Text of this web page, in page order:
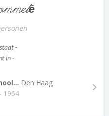
-
in -
Den Haag
1964